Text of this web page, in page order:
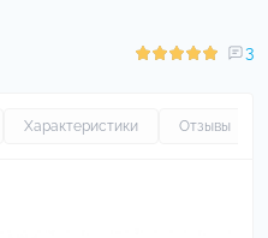
3
Характеристики Отзывы